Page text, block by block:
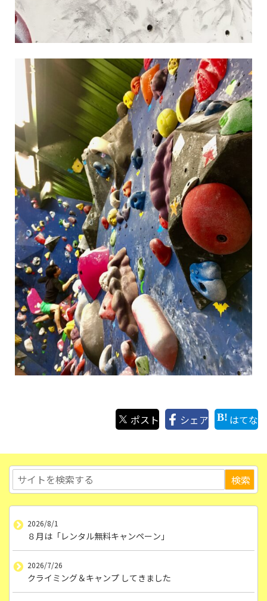
ポスト シェア はてな
2026/8/1
８月は「レンタル無料キャンペーン」
2026/7/26
クライミング＆キャンプ してきました